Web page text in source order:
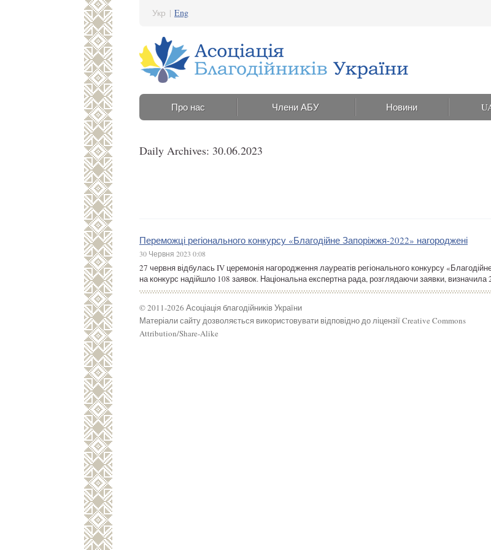
Укр | Eng
Про нас Члени АБУ Новини
Daily Archives: 30.06.2023
Переможці регіонального конкурсу «Благодійне Запоріжжя-2022» нагороджені
30 Червня 2023 0:08
27 червня відбулась IV церемонія нагородження лауреатів регіонального конкурсу
на конкурс надійшло 108 заявок. Національна експертна рада, розглядаючи заявки, визначила
© 2011-2026 Асоціація благодійників України
Матеріали сайту дозволяється використовувати відповідно до ліцензії Creative Commons
Attribution/Share-Alike